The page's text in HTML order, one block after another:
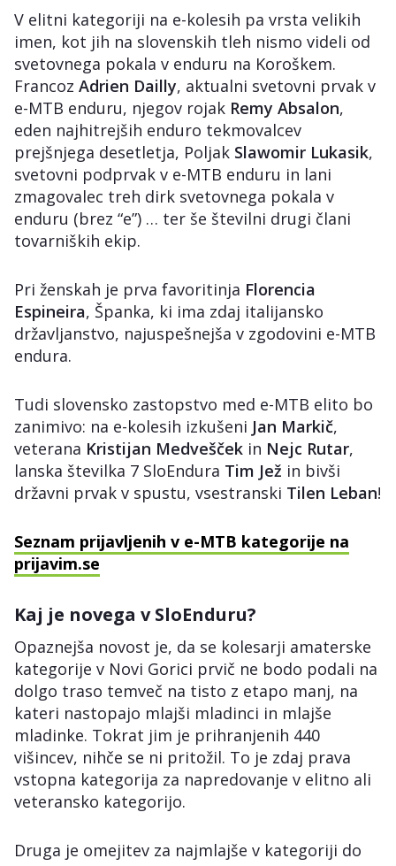
V elitni kategoriji na e-kolesih pa vrsta velikih
imen, kot jih na slovenskih tleh nismo videli od
svetovnega pokala v enduru na Koroškem.
Francoz Adrien Dailly, aktualni svetovni prvak v
e-MTB enduru, njegov rojak Remy Absalon,
eden najhitrejših enduro tekmovalcev
prejšnjega desetletja, Poljak Slawomir Lukasik,
svetovni podprvak v e-MTB enduru in lani
zmagovalec treh dirk svetovnega pokala v
enduru (brez “e”) … ter še številni drugi člani
tovarniških ekip.
Pri ženskah je prva favoritinja Florencia
Espineira, Španka, ki ima zdaj italijansko
državljanstvo, najuspešnejša v zgodovini e-MTB
endura.
Tudi slovensko zastopstvo med e-MTB elito bo
zanimivo: na e-kolesih izkušeni Jan Markič,
veterana Kristijan Medvešček in Nejc Rutar,
lanska številka 7 SloEndura Tim Jež in bivši
državni prvak v spustu, vsestranski Tilen Leban!
Seznam prijavljenih v e-MTB kategorije na
prijavim.se
Kaj je novega v SloEnduru?
Opaznejša novost je, da se kolesarji amaterske
kategorije v Novi Gorici prvič ne bodo podali na
dolgo traso temveč na tisto z etapo manj, na
kateri nastopajo mlajši mladinci in mlajše
mladinke. Tokrat jim je prihranjenih 440
višincev, nihče se ni pritožil. To je zdaj prava
vstopna kategorija za napredovanje v elitno ali
veteransko kategorijo.
Druga je omejitev za najmlajše v kategoriji do